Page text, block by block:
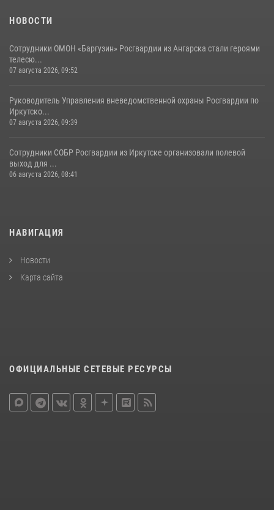
НОВОСТИ
Сотрудники ОМОН «Баргузин» Росгвардии из Ангарска стали героями
телесю...
07 августа 2026, 09:52
Руководитель Управления вневедомственной охраны Росгвардии по
Иркутско...
07 августа 2026, 09:39
Сотрудники СОБР Росгвардии из Иркутске организовали полевой
выход для ...
06 августа 2026, 08:41
НАВИГАЦИЯ
Новости
Карта сайта
ОФИЦИАЛЬНЫЕ СЕТЕВЫЕ РЕСУРСЫ